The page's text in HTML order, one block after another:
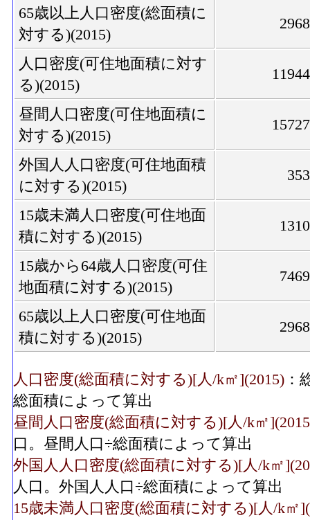
65歳以上人口密度(総面積に
対する)(2015)
人口密度(可住地面積に対す
る)(2015)
昼間人口密度(可住地面積に
対する)(2015)
外国人人口密度(可住地面積
に対する)(2015)
15歳未満人口密度(可住地面
積に対する)(2015)
15歳から64歳人口密度(可住
地面積に対する)(2015)
65歳以上人口密度(可住地面
積に対する)(2015)
人口密度(総面積に対する)[人/k㎡](2015) ：
総面積によって算出
昼間人口密度(総面積に対する)[人/k㎡
口。昼間人口÷総面積によって算出
外国人人口密度(総面積に対する)[人/k㎡
人口。外国人人口÷総面積によって算出
15歳未満人口密度(総面積に対する)[人/k㎡